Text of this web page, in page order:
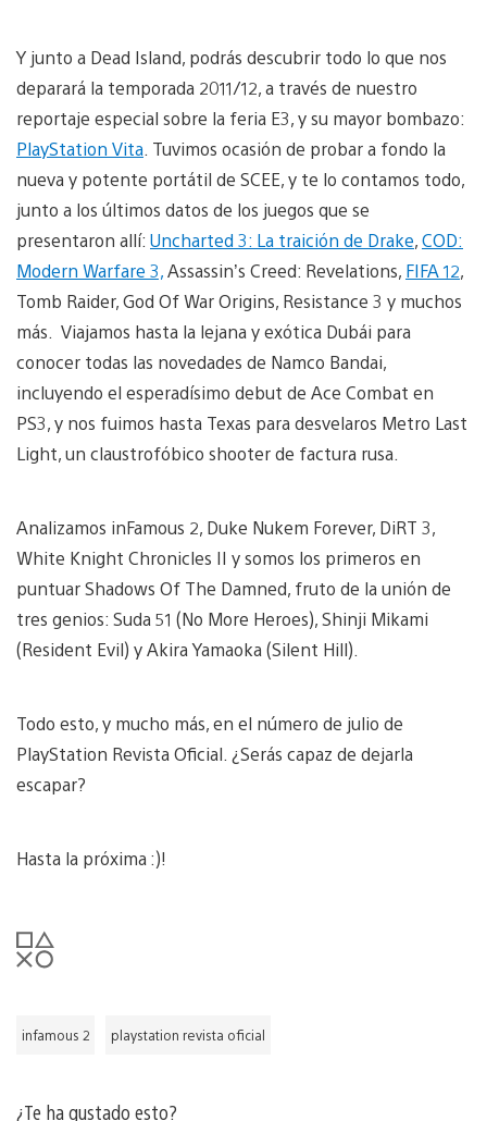
Y junto a Dead Island, podrás descubrir todo lo que nos
deparará la temporada 2011/12, a través de nuestro
reportaje especial sobre la feria E3, y su mayor bombazo:
PlayStation Vita . Tuvimos ocasión de probar a fondo la
nueva y potente portátil de SCEE, y te lo contamos todo,
junto a los últimos datos de los juegos que se
presentaron allí: Uncharted 3: La traición de Drake,COD:
Modern Warfare 3,Assassin’s Creed: Revelations, FIFA 12,
Tomb Raider, God Of War Origins, Resistance 3 y muchos
más. Viajamos hasta la lejana y exótica Dubái para
conocer todas las novedades de Namco Bandai,
incluyendo el esperadísimo debut de Ace Combat en
PS3, y nos fuimos hasta Texas para desvelaros Metro Last
Light, un claustrofóbico shooter de factura rusa.
Analizamos inFamous 2, Duke Nukem Forever, DiRT 3,
White Knight Chronicles II y somos los primeros en
puntuar Shadows Of The Damned, fruto de la unión de
tres genios: Suda 51 (No More Heroes), Shinji Mikami
(Resident Evil) y Akira Yamaoka (Silent Hill).
Todo esto, y mucho más, en el número de julio de
PlayStation Revista Oficial. ¿Serás capaz de dejarla
escapar?
Hasta la próxima :)!
infamous 2 playstation revista oficial
¿Te ha gustado esto?